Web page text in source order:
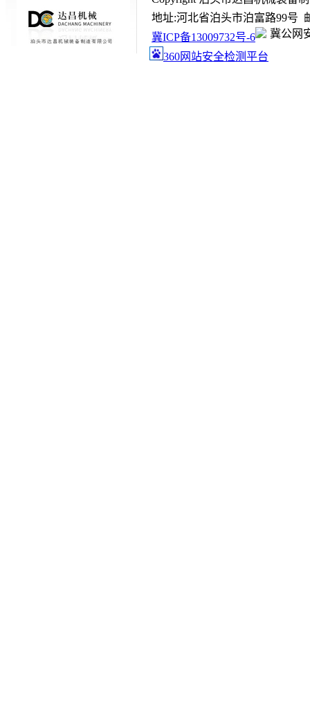
地址:河北省泊头市泊富路99号
冀ICP备13009732号-6
冀公网
360网站安全检测平台